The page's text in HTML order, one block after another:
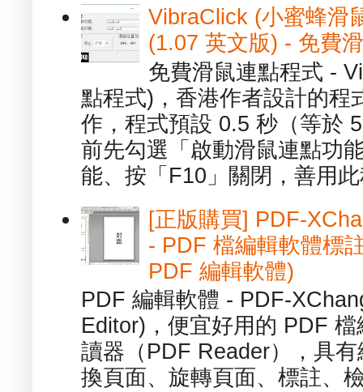
VibraClick (小蜜蜂滑
(1.07 英文版) - 免費
免費滑鼠連點程式 -
點程式)，香港作者設計的程
作，程式預設 0.5 秒（等於
前先勾選「啟動滑鼠連點功
能、按「F10」關閉，善用
[正版購買] PDF-
- PDF 檔編輯軟體標
PDF 編輯軟體)
PDF 編輯軟體 - PDF-
Editor)，便宜好用的 PDF
讀器（PDF Reader），具
換頁面、旋轉頁面、標註、